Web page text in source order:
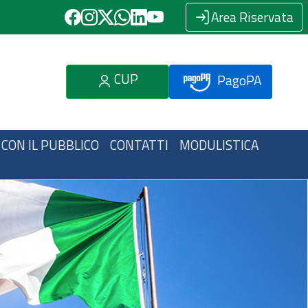
Area Riservata
CUP PagoPA
IL PUBBLICO CONTATTI MODULISTICA